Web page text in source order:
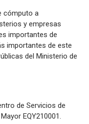
cómputo a
y empresas
importantes de
importantes de este
del Ministerio de
de Servicios de
EQY210001.